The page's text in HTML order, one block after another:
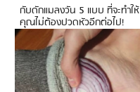
กับดักแมลงวัน 5 แบบ ที่จะทำให้
คุณไม่ต้องปวดหัวอีกต่อไป!